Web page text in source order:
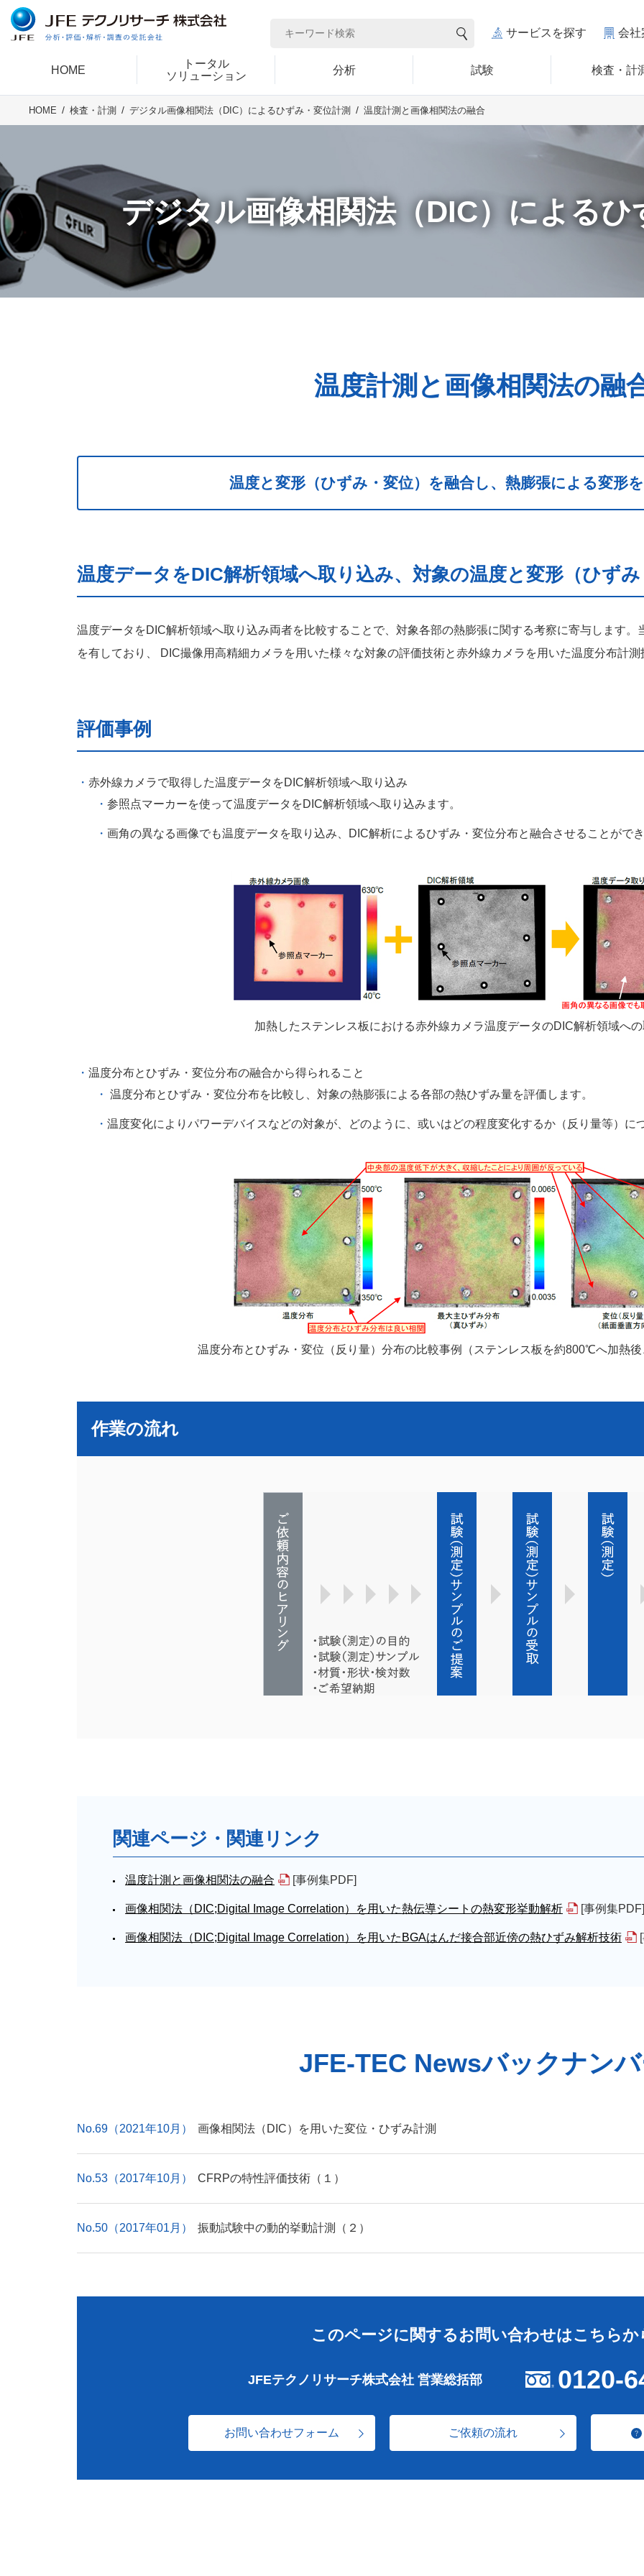
HOME
トータル
ソリューション
分析 試験 検査・計
サービスを探す 会社
HOME 検査・計測 デジタル画像相関法（DIC）によるひずみ・変位計測 温度計測と画像相関法の融合
デジタル画像相関法（DIC）によるひ
温度計測と画像相関法の融
温度と変形（ひずみ・変位）を融合し、熱膨張による変形
温度データをDIC解析領域へ取り込み、対象の温度と変形（ひず
温度データをDIC解析領域へ取り込み両者を比較することで、対象各部の熱膨張に関する考察に寄与します
を有しており、 DIC撮像用高精細カメラを用いた様々な対象の評価技術と赤外線カメラを用いた温度分布計
評価事例
赤外線カメラで取得した温度データをDIC解析領域へ取り込み
参照点マーカーを使って温度データをDIC解析領域へ取り込みます。
画角の異なる画像でも温度データを取り込み、DIC解析によるひずみ・変位分布と融合させることがで
加熱したステンレス板における赤外線カメラ温度データのDIC解析領域へ
温度分布とひずみ・変位分布の融合から得られること
温度分布とひずみ・変位分布を比較し、対象の熱膨張による各部の熱ひずみ量を評価します。
温度変化によりパワーデバイスなどの対象が、どのように、或いはどの程度変化するか（反り量等）に
温度分布とひずみ・変位（反り量）分布の比較事例（ステンレス板を約800℃へ加熱
作業の流れ
関連ページ・関連リンク
温度計測と画像相関法の融合 [事例集PDF]
画像相関法（DIC;Digital Image Correlation）を用いた熱伝導シートの熱変形挙動解析 [事例集PDF]
画像相関法（DIC;Digital Image Correlation）を用いたBGAはんだ接合部近傍の熱ひずみ解析技術
JFE-TEC Newsバックナン
No.69（2021年10月） 画像相関法（DIC）を用いた変位・ひずみ計測
No.53（2017年10月） CFRPの特性評価技術（１）
No.50（2017年01月） 振動試験中の動的挙動計測（２）
このページに関するお問い合わせはこちらか
JFEテクノリサーチ株式会社 営業総括部 0120-
お問い合わせフォーム ご依頼の流れ